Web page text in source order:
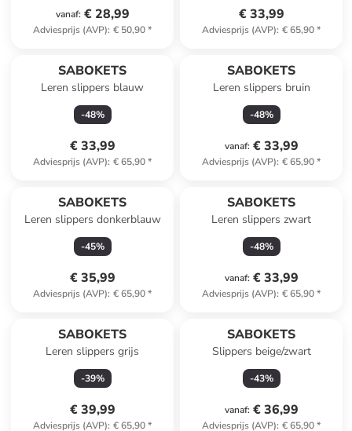
vanaf: € 28,99
Adviesprijs (AVP): € 50,90*
€ 33,99
Adviesprijs (AVP): € 65,90*
SABOKETS
Leren slippers blauw
-48%
€ 33,99
Adviesprijs (AVP): € 65,90*
SABOKETS
Leren slippers bruin
-48%
vanaf: € 33,99
Adviesprijs (AVP): € 65,90*
SABOKETS
Leren slippers donkerblauw
-45%
€ 35,99
Adviesprijs (AVP): € 65,90*
SABOKETS
Leren slippers zwart
-48%
vanaf: € 33,99
Adviesprijs (AVP): € 65,90*
SABOKETS
Leren slippers grijs
-39%
€ 39,99
Adviesprijs (AVP): € 65,90*
SABOKETS
Slippers beige/zwart
-43%
vanaf: € 36,99
Adviesprijs (AVP): € 65,90*